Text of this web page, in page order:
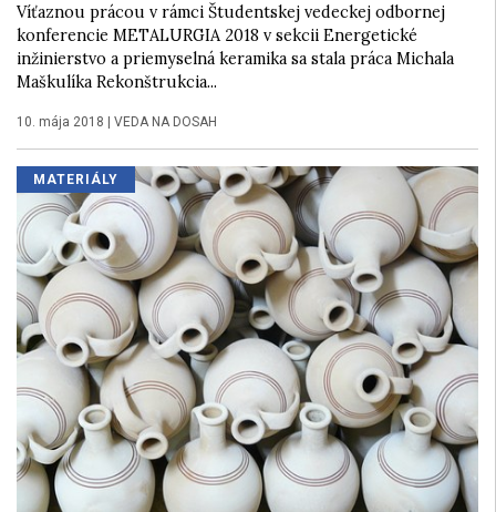
Víťaznou prácou v rámci Študentskej vedeckej odbornej
konferencie METALURGIA 2018 v sekcii Energetické
inžinierstvo a priemyselná keramika sa stala práca Michala
Maškulíka Rekonštrukcia...
10. mája 2018 | VEDA NA DOSAH
MATERIÁLY